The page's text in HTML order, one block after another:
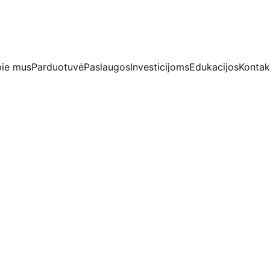
musParduotuvėPaslaugosInvesticijomsEdukacijos